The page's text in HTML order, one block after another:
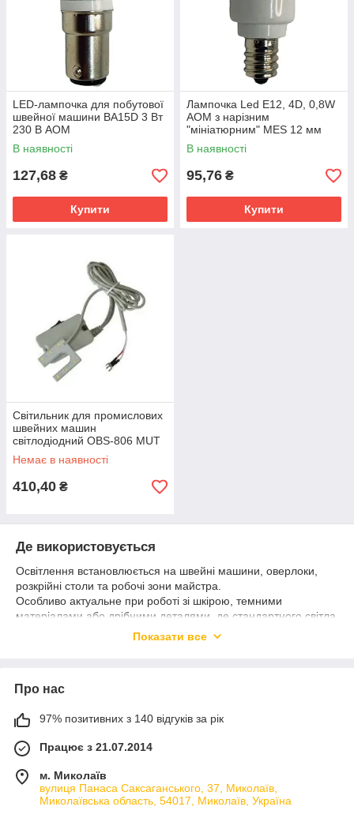
LED-лампочка для побутової
швейної машини BA15D 3 Вт
230 В AOM
В наявності
127,68 ₴
Купити
Лампочка Led Е12, 4D, 0,8W
AOM з нарізним
"мініатюрним" MES 12 мм
цоколем для побутових
швейних машин
В наявності
95,76 ₴
Купити
Світильник для промислових
швейних машин
світлодіодний OBS-806 MUT
Немає в наявності
410,40 ₴
Де використовується
Освітлення встановлюється на швейні машини, оверлоки,
розкрійні столи та робочі зони майстра.
Особливо актуальне при роботі зі шкірою, темними
матеріалами або дрібними деталями, де стандартного світла
Переваги
не нагріваються при тривалій роботі.
потрібну точку.
доопрацювань.
Змінні лампи дозволяють швидко підібрати потрібний формат
Показати все
Про нас
97% позитивних з 140 відгуків за рік
Працює з 21.07.2014
м. Миколаїв
вулиця Панаса Саксаганського, 37, Миколаїв,
Миколаївська область, 54017, Миколаїв, Україна